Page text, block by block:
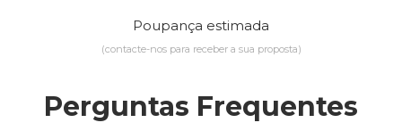
Poupança estimada
(contacte-nos para receber a sua proposta)
Perguntas Frequentes